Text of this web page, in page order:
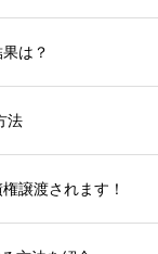
は？
法
譲渡されます！